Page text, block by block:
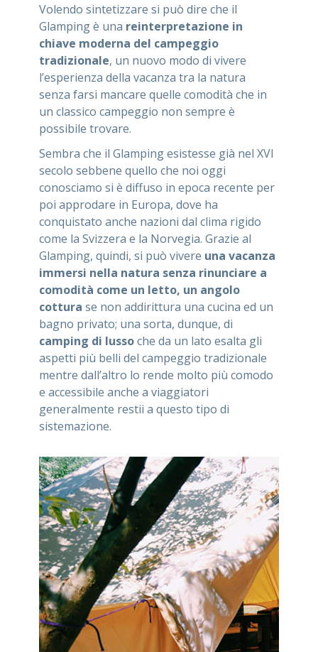
Volendo sintetizzare si può dire che il
Glamping è una reinterpretazione in
chiave moderna del campeggio
tradizionale, un nuovo modo di vivere
l’esperienza della vacanza tra la natura
senza farsi mancare quelle comodità che in
un classico campeggio non sempre è
possibile trovare.
Sembra che il Glamping esistesse già nel XVI
secolo sebbene quello che noi oggi
conosciamo si è diffuso in epoca recente per
poi approdare in Europa, dove ha
conquistato anche nazioni dal clima rigido
come la Svizzera e la Norvegia. Grazie al
Glamping, quindi, si può vivere una vacanza
immersi nella natura senza rinunciare a
comodità come un letto, un angolo
cottura se non addirittura una cucina ed un
bagno privato; una sorta, dunque, di
camping di lussoche da un lato esalta gli
aspetti più belli del campeggio tradizionale
mentre dall’altro lo rende molto più comodo
e accessibile anche a viaggiatori
generalmente restii a questo tipo di
sistemazione.